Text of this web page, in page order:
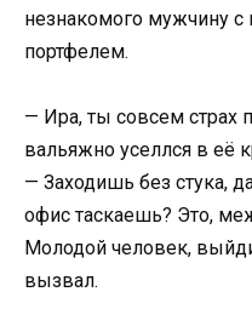
незнакомого мужчину
портфелем.
— Ира, ты совсем страх
вальяжно уселлся в её
— Заходишь без стука,
офис таскаешь? Это,
Молодой человек,
вызвал.